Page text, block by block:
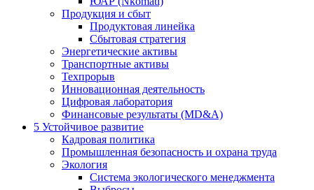
Продукция и сбыт
Продуктовая линейка
Сбытовая стратегия
Энергетические активы
Транспортные активы
Техпрорыв
Инновационная деятельность
Цифровая лаборатория
Финансовые результаты (MD&A)
5 Устойчивое развитие
Кадровая политика
Промышленная безопасность и охрана труда
Экология
Система экологического менеджмента